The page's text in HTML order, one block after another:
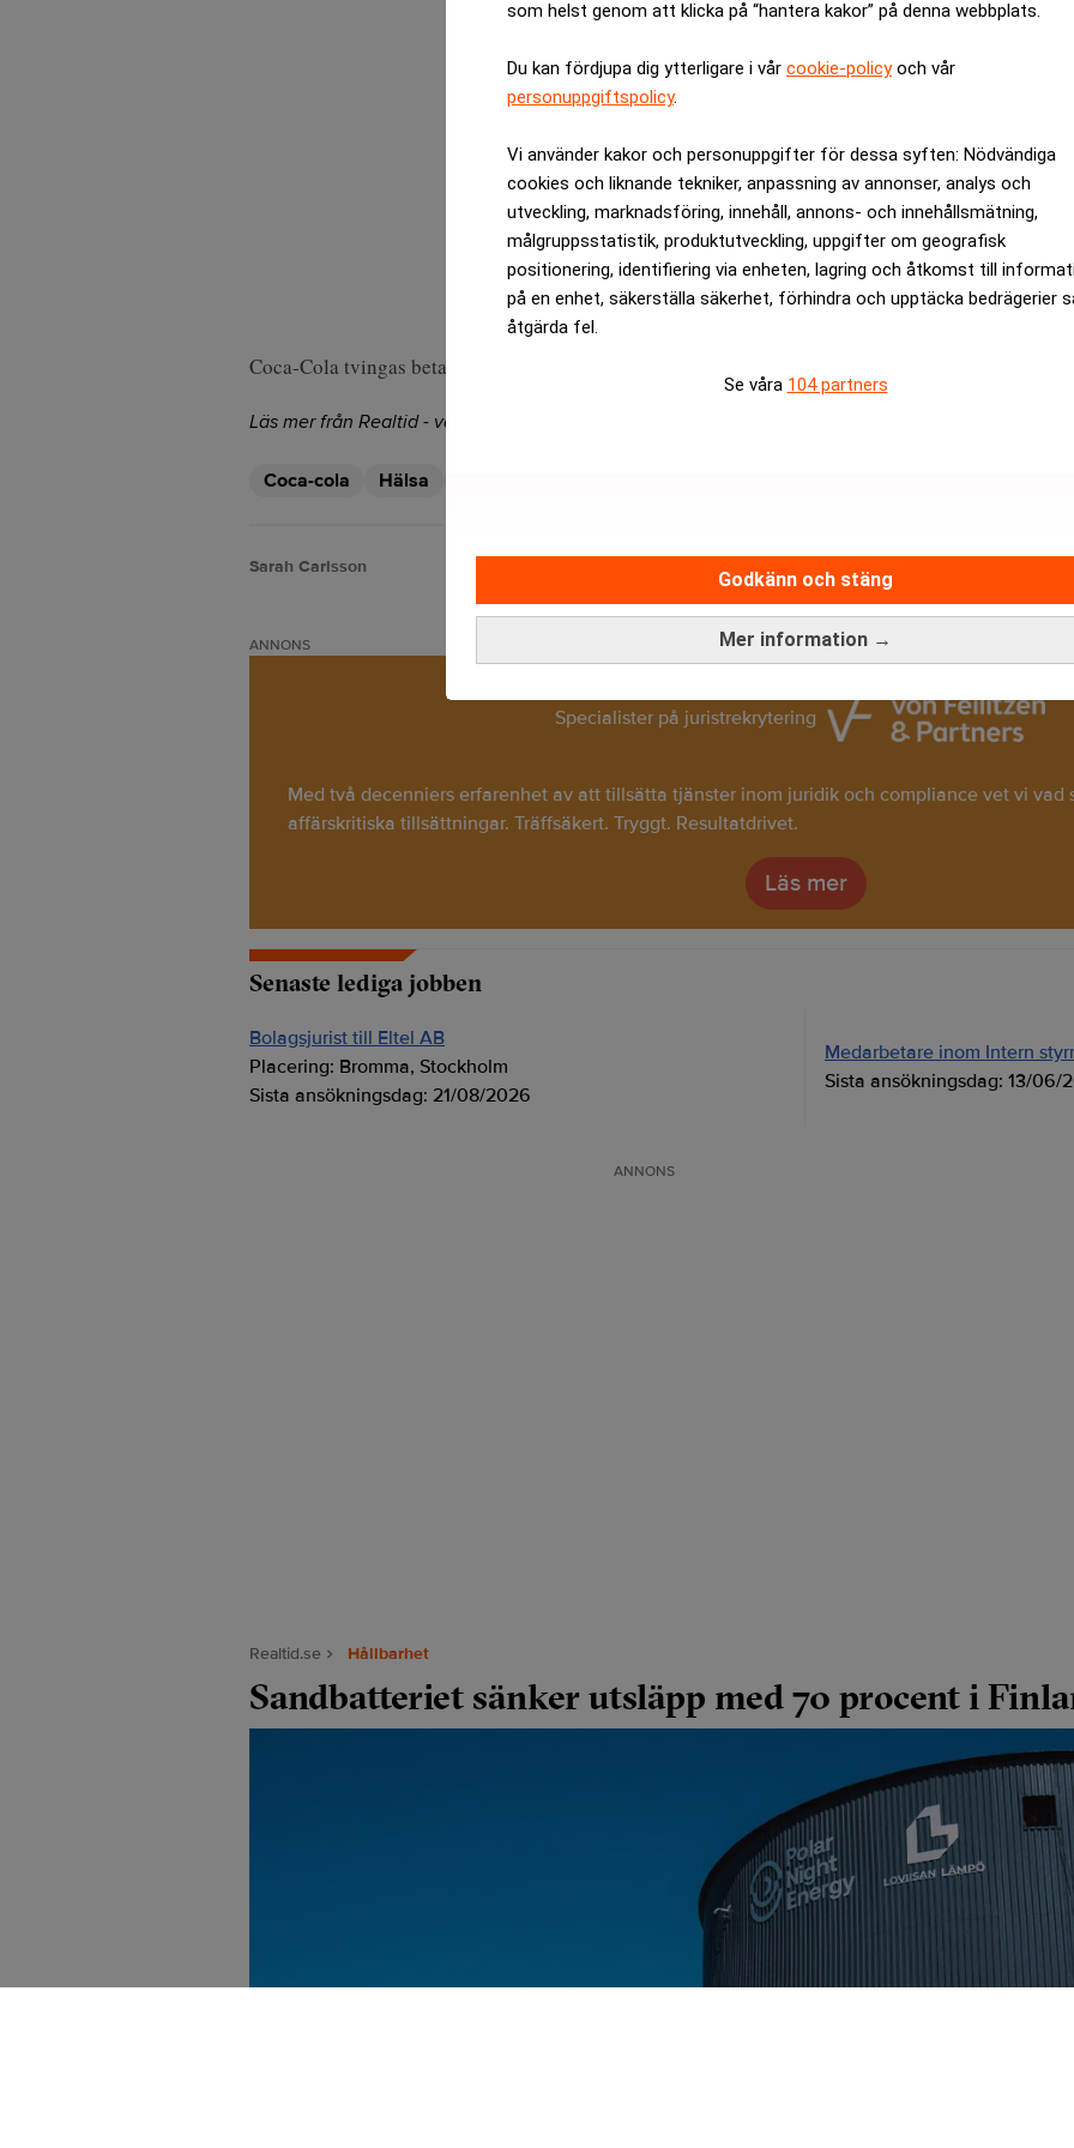
som helst genom att klicka på “hantera kakor” på denna webbplats.
Du kan fördjupa dig ytterligare i vår cookie-policyoch vår
personuppgiftspolicy.
Vi använder kakor och personuppgifter för dessa syften: Nödvändiga
cookies och liknande tekniker, anpassning av annonser, analys och
utveckling, marknadsföring, innehåll, annons- och innehållsmätning,
målgruppsstatistik, produktutveckling, uppgifter om geografisk
positionering, identifiering via enheten, lagring och åtkomst till
på en enhet, säkerställa säkerhet, förhindra och upptäcka bedrägerier
åtgärda fel.
Se våra 104 partners
Mer information →
Godkänn och stäng
Coca-Cola tvingas betala 6 miljarder dollar i skattetvist – planerar att överklaga. Realtid
Läs mer från Realtid - vårt nyhetsbrev är kostnadsfritt:
Coca-cola Hälsa
Sarah Carlsson
ANNONS
Specialister på juristrekrytering
Med två decenniers erfarenhet av att tillsätta tjänster inom juridik och compliance vet vi vad
affärskritiska tillsättningar. Träffsäkert. Tryggt. Resultatdrivet.
Läs mer
Senaste lediga jobben
Bolagsjurist till Eltel AB
Placering: Bromma, Stockholm
Sista ansökningsdag: 21/08/2026
Medarbetare inom Intern
Sista ansökningsdag: 13/06/
ANNONS
Realtid.se Hållbarhet
Sandbatteriet sänker utsläpp med 70 procent i